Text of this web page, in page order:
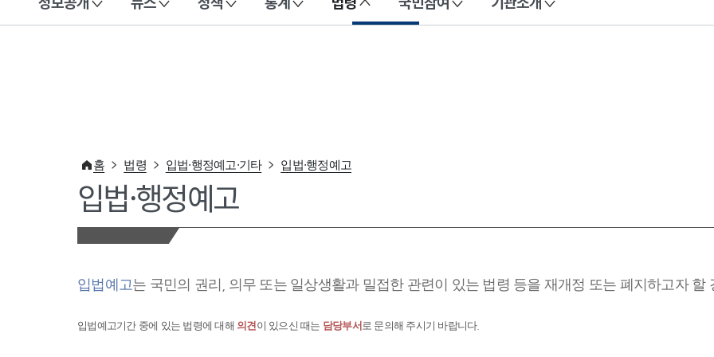
이 누리집은 대한민국 공식 전자정부 누리집입니다.
홈 법령 입법·행정예고·기타 입법·행정예고
입법·행정예고
입법예고는 국민의 권리, 의무 또는 일상생활과 밀접한 관련이 있는 법령 등을 재개정 또는 폐지하고자 할
입법예고기간 중에 있는 법령에 대해 의견이 있으신 때는 담당부서 로 문의해 주시기 바랍니다.